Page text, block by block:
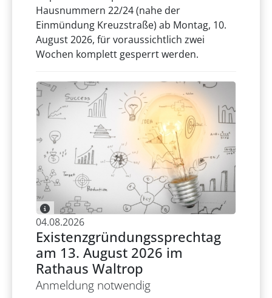
Hausnummern 22/24 (nahe der
Einmündung Kreuzstraße) ab Montag, 10.
August 2026, für voraussichtlich zwei
Wochen komplett gesperrt werden.
04.08.2026
Existenzgründungssprechtag
am 13. August 2026 im
Rathaus Waltrop
Anmeldung notwendig